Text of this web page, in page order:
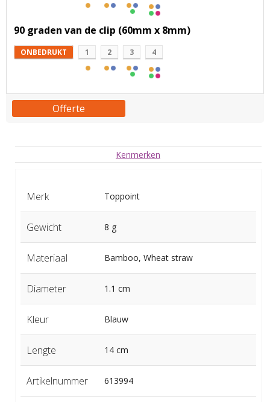
90 graden van de clip (60mm x 8mm)
ONBEDRUKT 1 2 3 4
Offerte
Kenmerken
Merk Toppoint
Gewicht 8 g
Materiaal Bamboo, Wheat straw
Diameter 1.1 cm
Kleur Blauw
Lengte 14 cm
Artikelnummer 613994